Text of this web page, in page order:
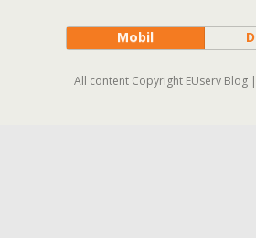
Mobil
All content Copyright EUserv Blog